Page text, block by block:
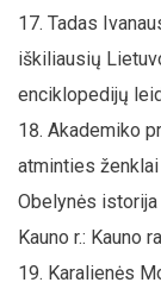
Tadas
iškiliausių
enciklopedijų
Akademiko
atminties
Obelynės istorija
Kauno r.: Kauno
Karalienės